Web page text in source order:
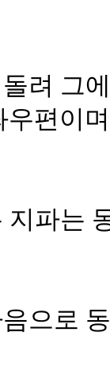
려 그
편이
지파는
으로